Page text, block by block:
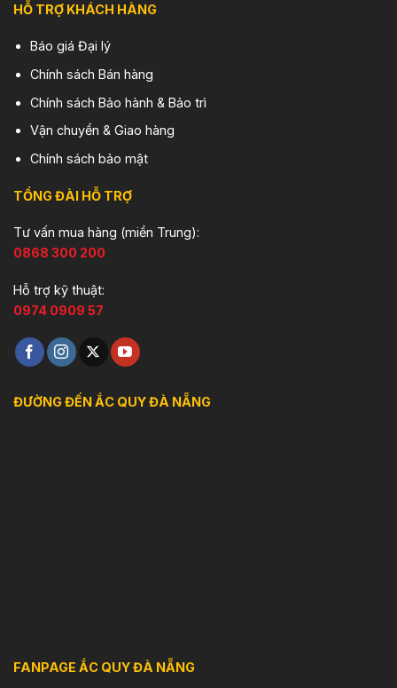
HỖ TRỢ KHÁCH HÀNG
Báo giá Đại lý
Chính sách Bán hàng
Chính sách Bảo hành & Bảo trì
Vận chuyển & Giao hàng
Chính sách bảo mật
TỔNG ĐÀI HỖ TRỢ
Tư vấn mua hàng (miền Trung):
0868 300 200
Hỗ trợ kỹ thuật:
0974 0909 57
ĐƯỜNG ĐẾN ẮC QUY ĐÀ NẴNG
FANPAGE ẮC QUY ĐÀ NẴNG